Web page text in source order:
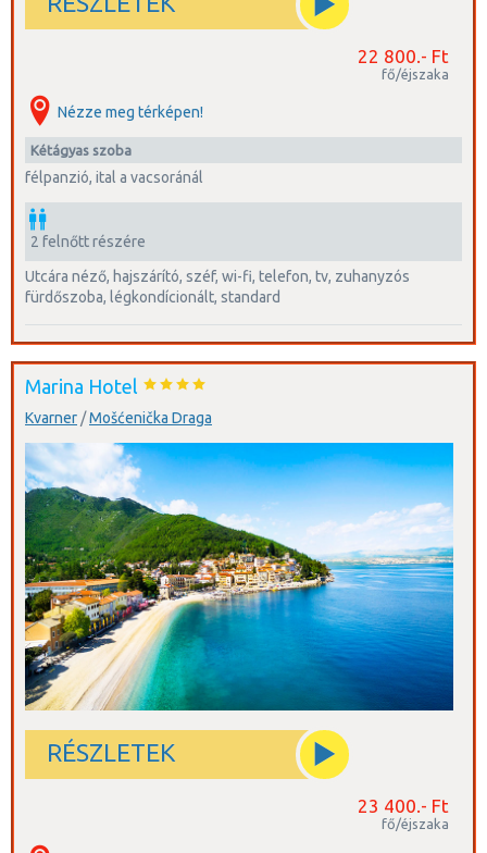
22 800.- Ft
fő/éjszaka
Nézze meg térképen!
kétágyas szoba
félpanzió, ital a vacsoránál
2 felnőtt részére
utcára néző, hajszárító, széf, wi-fi, telefon, tv, zuhanyzós
fürdőszoba, légkondícionált, standard
Marina Hotel
Kvarner /Mošćenička Draga
RÉSZLETEK
23 400.- Ft
fő/éjszaka